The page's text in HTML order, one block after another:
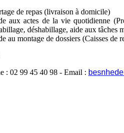
de repas (livraison à domicile)
aux actes de la vie quotidienne
déshabillage, aide aux tâches
au montage de dossiers (Caisses de
: 02 99 45 40 98 - Email :